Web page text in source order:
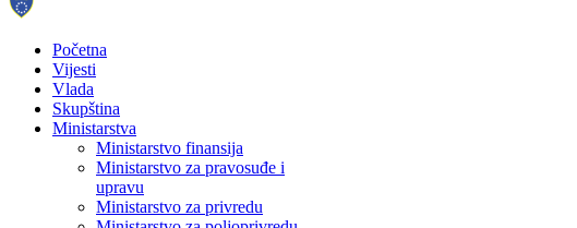
Početna
Vijesti
Vlada
Skupština
Ministarstva
Ministarstvo finansija
Ministarstvo za pravosuđe i
upravu
Ministarstvo za privredu